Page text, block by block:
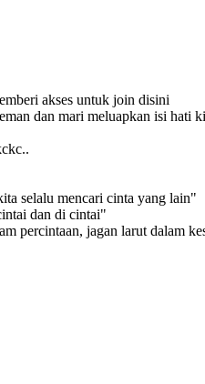
akses untuk join disini
dan mari meluapkan isi hati
selalu mencari cinta yang lain"
dan di cintai"
percintaan, jagan larut dalam